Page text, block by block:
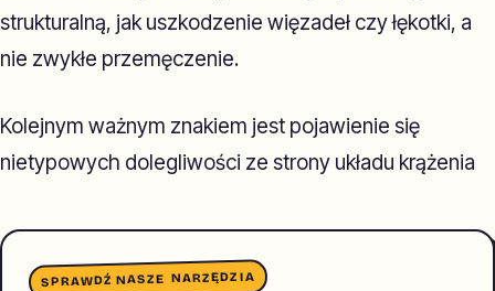
strukturalną, jak uszkodzenie więzadeł czy łękotki, a
nie zwykłe przemęczenie.
Kolejnym ważnym znakiem jest pojawienie się
nietypowych dolegliwości ze strony układu krążenia
SPRAWDŹ NASZE NARZĘDZIA